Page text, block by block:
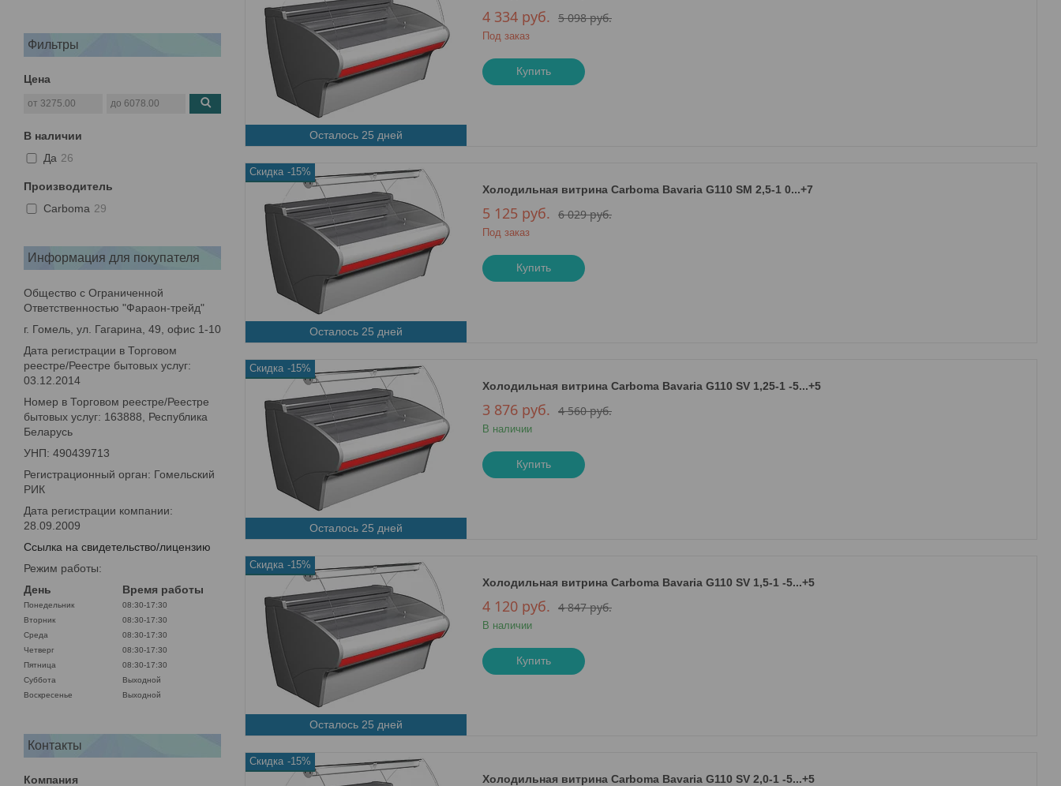
Фильтры
Цена
В наличии
Да 26
Производитель
Carboma 29
Информация для покупателя
Общество с Ограниченной
Ответственностью "Фараон-трейд"
г. Гомель, ул. Гагарина, 49, офис 1-10
Дата регистрации в Торговом
реестре/Реестре бытовых услуг:
03.12.2014
Номер в Торговом реестре/Реестре
бытовых услуг: 163888, Республика
Беларусь
УНП: 490439713
Регистрационный орган: Гомельский
РИК
Дата регистрации компании:
28.09.2009
Ссылка на свидетельство/лицензию
Режим работы:
День
Время работы
Понедельник
08:30-17:30
Вторник
08:30-17:30
Среда
08:30-17:30
Четверг
08:30-17:30
Пятница
08:30-17:30
Суббота
Выходной
Воскресенье
Выходной
Контакты
Осталось 25 дней
5 098руб.
4 334 руб.
Под заказ
Купить
-15%
Осталось 25 дней
Холодильная витрина Сarboma Bavaria G110 SM 2,5-1 0...+7
6 029руб.
5 125 руб.
Под заказ
Купить
-15%
Осталось 25 дней
Холодильная витрина Сarboma Bavaria G110 SV 1,25-1 -5...+5
4 560руб.
3 876 руб.
В наличии
Купить
-15%
Осталось 25 дней
Холодильная витрина Сarboma Bavaria G110 SV 1,5-1 -5...+5
4 847руб.
4 120 руб.
В наличии
Купить
-15%
Холодильная витрина Сarboma Bavaria G110 SV 2,0-1 -5...+5